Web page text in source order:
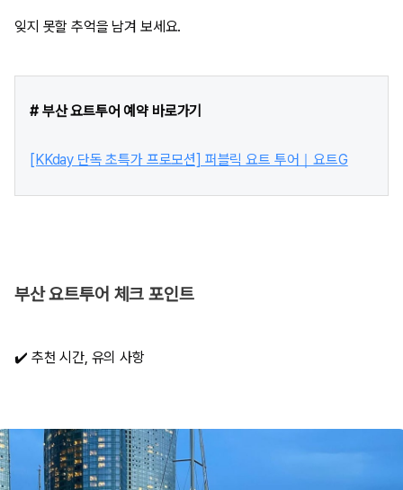
잊지 못할 추억을 남겨 보세요.
# 부산 요트투어 예약 바로가기
[KKday 단독 초특가 프로모션] 퍼블릭 요트 투어｜요트G
부산 요트투어 체크 포인트
✔️ 추천 시간, 유의 사항